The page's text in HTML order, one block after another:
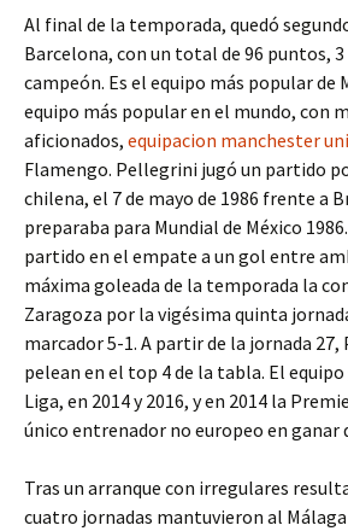
Al final de la temporada, quedó
Barcelona, con un total de 96 puntos, 3
campeón. Es el equipo más popular de
equipo más popular en el mundo, con
aficionados, equipacion manchester
Flamengo. Pellegrini jugó un partido
chilena, el 7 de mayo de 1986 frente a
preparaba para Mundial de México
partido en el empate a un gol entre
máxima goleada de la temporada la
Zaragoza por la vigésima quinta
marcador 5-1. A partir de la jornada
pelean en el top 4 de la tabla. El equipo
Liga, en 2014 y 2016, y en 2014 la
único entrenador no europeo en ganar
Tras un arranque con irregulares
cuatro jornadas mantuvieron al